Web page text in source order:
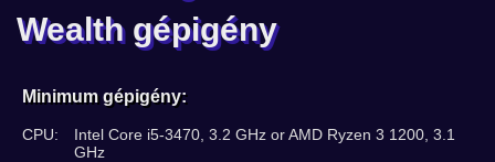
Wealth gépigény
Minimum gépigény:
CPU:
Intel Core i5-3470, 3.2 GHz or AMD Ryzen 3 1200, 3.1
GHz